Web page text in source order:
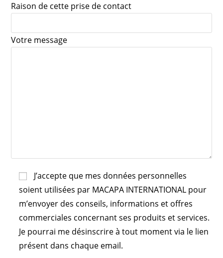
Raison de cette prise de contact
Votre message
J’accepte que mes données personnelles
soient utilisées par MACAPA INTERNATIONAL pour
m’envoyer des conseils, informations et offres
commerciales concernant ses produits et services.
Je pourrai me désinscrire à tout moment via le lien
présent dans chaque email.